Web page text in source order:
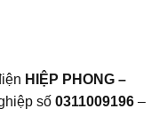
HIỆP PHONG –
số 0311009196 –